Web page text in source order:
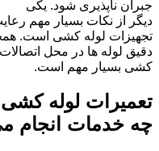
جبران ناپذیری شود. یکی
دیگر از نکات بسیار مهم
تجهیزات لوله کشی است.
دقیق لوله ها در محل
کشی بسیار مهم است.
تعمیرات لوله کشی
چه خدمات انجام